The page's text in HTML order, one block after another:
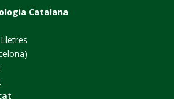
Catalana